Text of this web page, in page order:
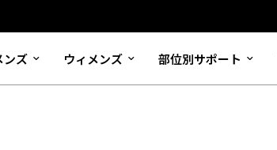
ンズ ウィメンズ 部位別サポート